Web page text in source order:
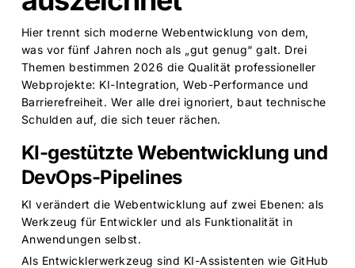
Hier trennt sich moderne Webentwicklung von dem,
was vor fünf Jahren noch als „gut genug“ galt. Drei
Themen bestimmen 2026 die Qualität professioneller
Webprojekte: KI-Integration, Web-Performance und
Barrierefreiheit. Wer alle drei ignoriert, baut technische
Schulden auf, die sich teuer rächen.
KI-gestützte Webentwicklung und
DevOps-Pipelines
KI verändert die Webentwicklung auf zwei Ebenen: als
Werkzeug für Entwickler und als Funktionalität in
Anwendungen selbst.
Als Entwicklerwerkzeug sind KI-Assistenten wie GitHub